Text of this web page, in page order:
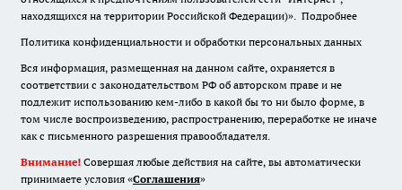
находящихся на территории Российской Федерации)». Подробнее
Политика конфиденциальности и обработки персональных данных
Вся информация, размещенная на данном сайте, охраняется в
соответствии с законодательством РФ об авторском праве и не
подлежит использованию кем-либо в какой бы то ни было форме, в
том числе воспроизведению, распространению, переработке не иначе
как с письменного разрешения правообладателя.
Внимание! Совершая любые действия на сайте, вы автоматически
принимаете условия «Cоглашения»